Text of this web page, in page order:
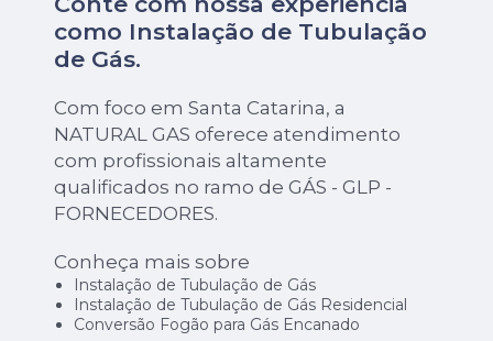
como Instalação de Tubulação
de Gás.
Com foco em Santa Catarina, a
NATURAL GAS oferece atendimento
com profissionais altamente
qualificados no ramo de GÁS - GLP -
FORNECEDORES.
Conheça mais sobre
Instalação de Tubulação de Gás
Instalação de Tubulação de Gás Residencial
Conversão Fogão para Gás Encanado